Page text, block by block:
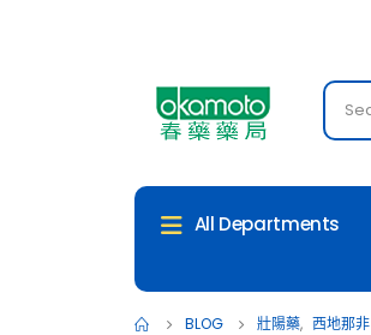
All Departments
BLOG 壯陽藥, 西地那非